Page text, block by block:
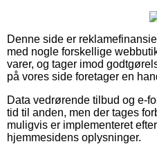
Denne side er
med nogle forskellige
varer, og tager imod
på vores side foretager en
Data vedrørende tilbud og e-
tid til anden, men der tages
muligvis er implementeret
hjemmesidens oplysninger.